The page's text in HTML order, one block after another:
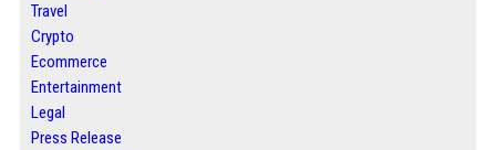
Travel
Crypto
Ecommerce
Entertainment
Legal
Press Release